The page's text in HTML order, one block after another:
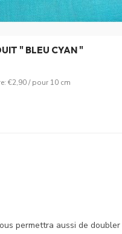
" BLEU CYAN "
€2,90 / pour 10 cm
permettra aussi de